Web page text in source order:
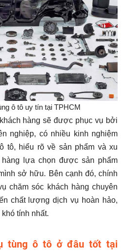
ô tô uy tín tại TPHCM
hàng sẽ được phục vụ bởi
nghiệp, có nhiều kinh nghiệm
tô, hiểu rõ về sản phẩm và xu
lựa chọn được sản phẩm
sở hữu. Bên cạnh đó, chính
chăm sóc khách hàng chuyên
chất lượng dịch vụ hoàn hảo,
tính nhất.
tùng ô tô ở đâu tốt tại